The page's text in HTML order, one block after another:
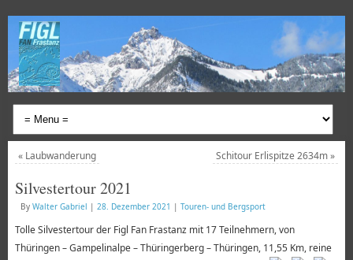
«Laubwanderung Schitour Erlispitze 2634m»
Silvestertour 2021
By Walter Gabriel | 28. Dezember 2021 | Touren- und Bergsport
Tolle Silvestertour der Figl Fan Frastanz mit 17 Teilnehmern, von
Thüringen – Gampelinalpe – Thüringerberg – Thüringen, 11,55 Km, reine